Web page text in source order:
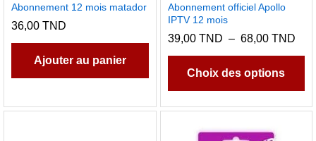
produit
Abonnement 12 mois matador
36,00 TND
Ajouter au panier
Abonnement officiel Apollo
IPTV 12 mois
39,00 TND – 68,00 TND
Choix des options